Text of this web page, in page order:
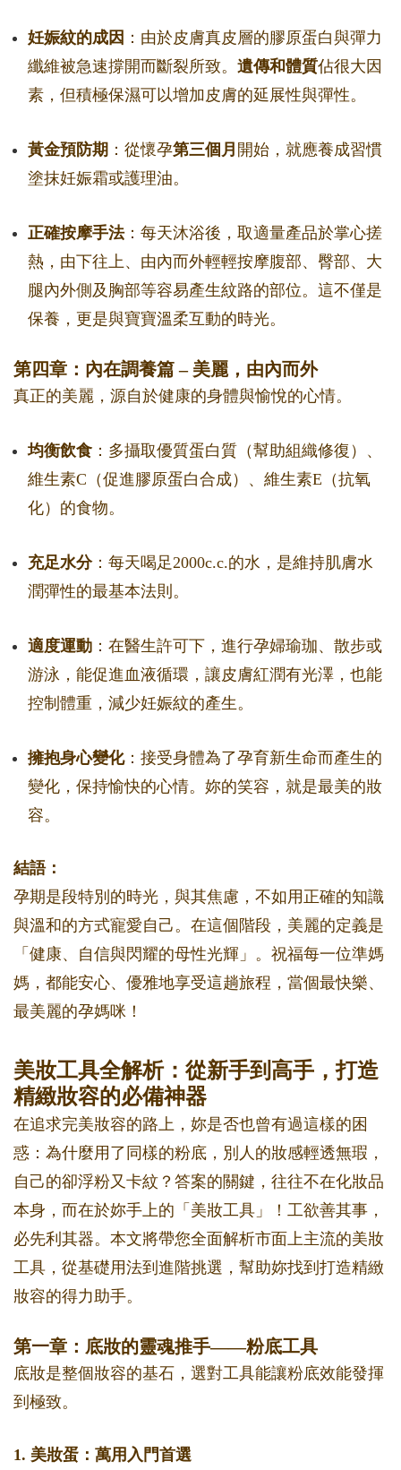
妊娠紋的成因 ：由於皮膚真皮層的膠原蛋白與彈力
纖維被急速撐開而斷裂所致。 遺傳和體質佔很大因
素，但積極保濕可以增加皮膚的延展性與彈性。
黃金預防期 ：從懷孕第三個月 開始，就應養成習慣
塗抹妊娠霜或護理油。
正確按摩手法：每天沐浴後，取適量產品於掌心搓
熱，由下往上、由內而外輕輕按摩腹部、臀部、大
腿內外側及胸部等容易產生紋路的部位。這不僅是
保養，更是與寶寶溫柔互動的時光。
第四章：內在調養篇 – 美麗，由內而外
真正的美麗，源自於健康的身體與愉悅的心情。
均衡飲食 ：多攝取優質蛋白質（幫助組織修復）、
維生素C（促進膠原蛋白合成）、維生素E（抗氧
化）的食物。
充足水分：每天喝足2000c.c.的水，是維持肌膚水
潤彈性的最基本法則。
適度運動 ：在醫生許可下，進行孕婦瑜珈、散步或
游泳，能促進血液循環，讓皮膚紅潤有光澤，也能
控制體重，減少妊娠紋的產生。
擁抱身心變化：接受身體為了孕育新生命而產生的
變化，保持愉快的心情。妳的笑容，就是最美的妝
容。
結語：
孕期是段特別的時光，與其焦慮，不如用正確的知識
與溫和的方式寵愛自己。在這個階段，美麗的定義是
「健康、自信與閃耀的母性光輝」。祝福每一位準媽
媽，都能安心、優雅地享受這趟旅程，當個最快樂、
最美麗的孕媽咪！
美妝工具全解析：從新手到高手，打造
精緻妝容的必備神器
在追求完美妝容的路上，妳是否也曾有過這樣的困
惑：為什麼用了同樣的粉底，別人的妝感輕透無瑕，
自己的卻浮粉又卡紋？答案的關鍵，往往不在化妝品
本身，而在於妳手上的「美妝工具」！工欲善其事，
必先利其器。本文將帶您全面解析市面上主流的美妝
工具，從基礎用法到進階挑選，幫助妳找到打造精緻
妝容的得力助手。
第一章：底妝的靈魂推手——粉底工具
底妝是整個妝容的基石，選對工具能讓粉底效能發揮
到極致。
1. 美妝蛋：萬用入門首選